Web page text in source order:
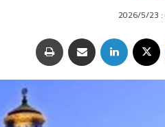
فيسبوك لينكدإن مشاركة عبر البريد